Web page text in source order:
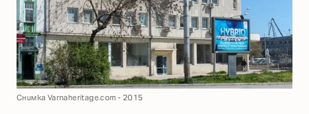
Снимка Varnaheritage.com - 2015